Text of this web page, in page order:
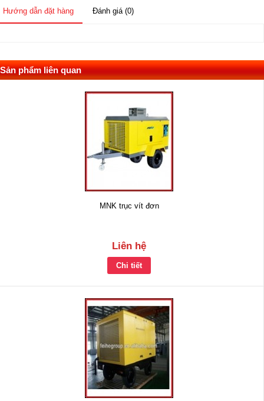
Hướng dẫn đặt hàng Đánh giá (0)
Sản phẩm liên quan
MNK trục vít đơn
Liên hệ
Chi tiết